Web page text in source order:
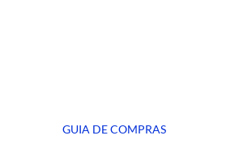
GUIA DE COMPRAS